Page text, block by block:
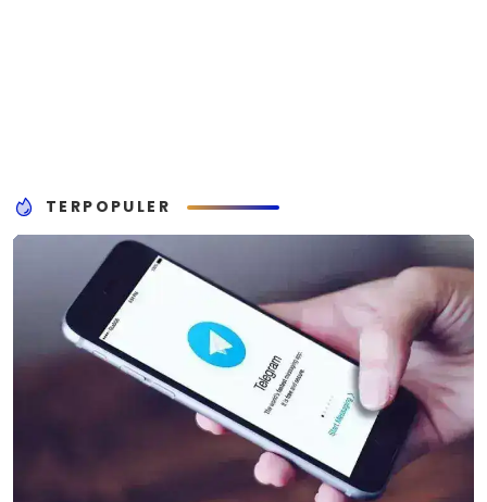
TERPOPULER